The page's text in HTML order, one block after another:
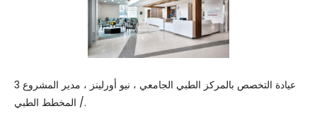
3 عيادة التخصص بالمركز الطبي الجامعي ، نيو أورلينز ، مدير المشروع
/ المخطط الطبي.